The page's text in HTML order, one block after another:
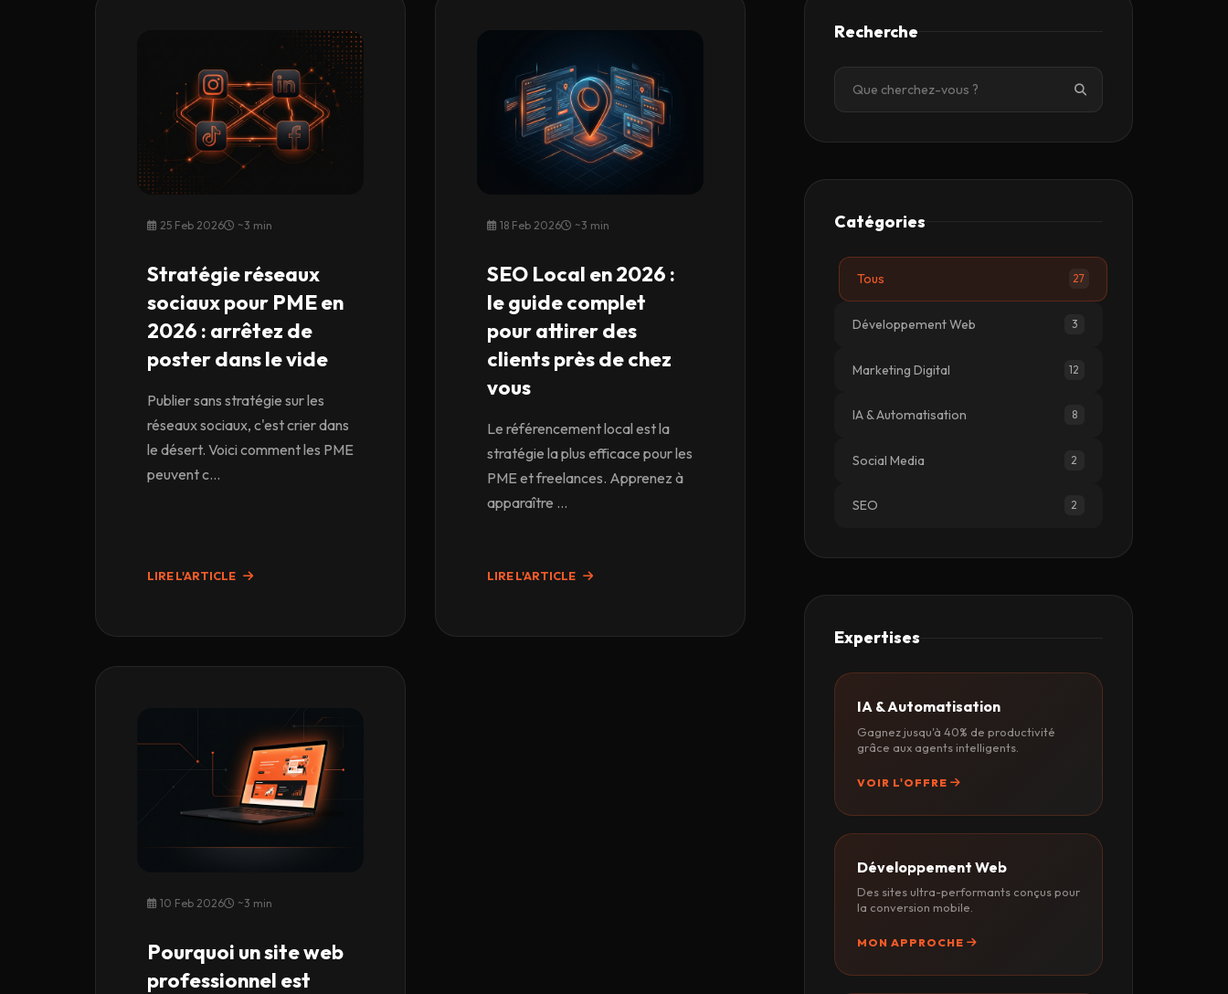
25 Feb 2026 ~3 min
Stratégie réseaux
sociaux pour PME en
2026 : arrêtez de
poster dans le vide
Publier sans stratégie sur les
réseaux sociaux, c'est crier dans
le désert. Voici comment les PME
peuvent c...
LIRE L'ARTICLE
18 Feb 2026 ~3 min
SEO Local en 2026 :
le guide complet
pour attirer des
clients près de chez
vous
Le référencement local est la
stratégie la plus efficace pour les
PME et freelances. Apprenez à
apparaître ...
LIRE L'ARTICLE
10 Feb 2026 ~3 min
Pourquoi un site web
professionnel est
Recherche
Catégories
Tous 27
Développement Web 3
Marketing Digital 12
IA & Automatisation 8
Social Media 2
SEO 2
Expertises
IA & Automatisation
Gagnez jusqu'à 40% de productivité
grâce aux agents intelligents.
VOIR L'OFFRE
Développement Web
Des sites ultra-performants conçus pour
la conversion mobile.
MON APPROCHE